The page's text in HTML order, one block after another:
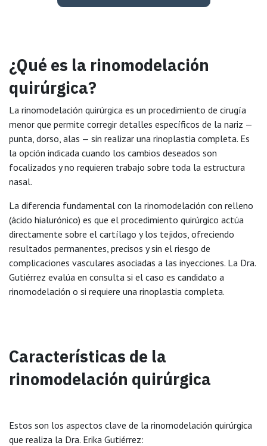
¿Qué es la rinomodelación
quirúrgica?
La rinomodelación quirúrgica es un procedimiento de cirugía
menor que permite corregir detalles específicos de la nariz —
punta, dorso, alas — sin realizar una rinoplastia completa. Es
la opción indicada cuando los cambios deseados son
focalizados y no requieren trabajo sobre toda la estructura
nasal.
La diferencia fundamental con la rinomodelación con relleno
(ácido hialurónico) es que el procedimiento quirúrgico actúa
directamente sobre el cartílago y los tejidos, ofreciendo
resultados permanentes, precisos y sin el riesgo de
complicaciones vasculares asociadas a las inyecciones. La Dra.
Gutiérrez evalúa en consulta si el caso es candidato a
rinomodelación o si requiere una rinoplastia completa.
Características de la
rinomodelación quirúrgica
Estos son los aspectos clave de la rinomodelación quirúrgica
que realiza la Dra. Erika Gutiérrez: